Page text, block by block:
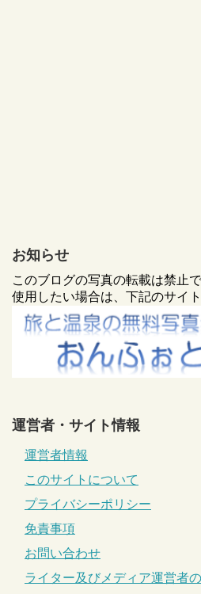
お知らせ
このブログの写真の転載は禁止
使用したい場合は、下記のサイ
運営者・サイト情報
運営者情報
このサイトについて
プライバシーポリシー
免責事項
お問い合わせ
ライター及びメディア運営者